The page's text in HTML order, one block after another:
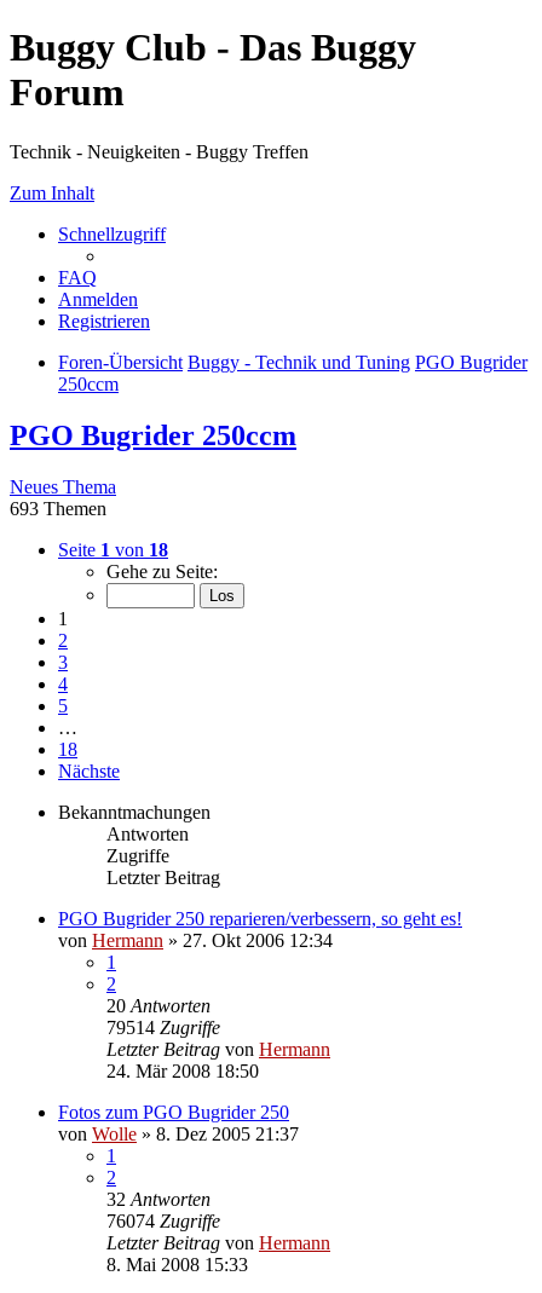
Buggy Club - Das Buggy
Forum
Technik - Neuigkeiten - Buggy Treffen
Zum Inhalt
Schnellzugriff
FAQ
Anmelden
Registrieren
Foren-Übersicht Buggy - Technik und Tuning PGO Bugrider
250ccm
PGO Bugrider 250ccm
Neues Thema
693 Themen
Seite 1 von 18
Gehe zu Seite:
1
2
3
4
5
…
18
Nächste
Bekanntmachungen
Antworten
Zugriffe
Letzter Beitrag
PGO Bugrider 250 reparieren/verbessern, so geht es!
von Hermann » 27. Okt 2006 12:34
1
2
20 Antworten
79514 Zugriffe
Letzter Beitrag von Hermann
24. Mär 2008 18:50
Fotos zum PGO Bugrider 250
von Wolle » 8. Dez 2005 21:37
1
2
32 Antworten
76074 Zugriffe
Letzter Beitrag von Hermann
8. Mai 2008 15:33